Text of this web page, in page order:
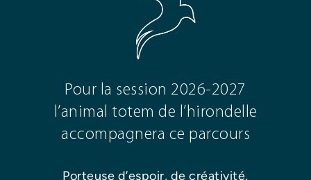
Pour la session 2026-2027
l’animal totem de l’hirondelle
accompagnera ce parcours
Porteuse d’espoir, de créativité,